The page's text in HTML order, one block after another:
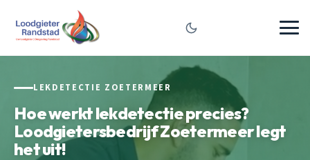
LEKDETECTIE ZOETERMEER
Hoe werkt lekdetectie precies?
Loodgietersbedrijf Zoetermeer legt
het uit!